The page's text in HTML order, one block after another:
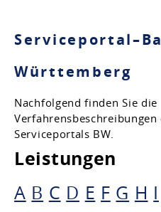
Württemberg
Nachfolgend finden Sie die
Serviceportals BW.
Leistungen
A B C D E F G H I